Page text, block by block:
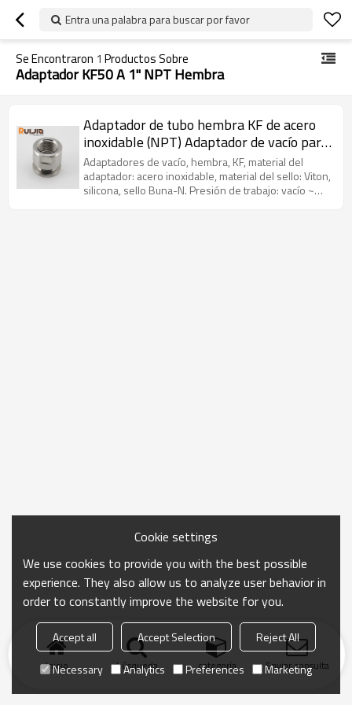
Entra una palabra para buscar por favor
Se Encontraron 1 Productos Sobre
Adaptador KF50 A 1" NPT Hembra
Adaptador de tubo hembra KF de acero
inoxidable (NPT) Adaptador de vacío para
sistema de vacío
Adaptadores de vacío, hembra, KF, material del
adaptador: acero inoxidable, material del sello: Viton,
silicona, sello Buna-N. Presión de trabajo: vacío ~
Inicio búsqueda categoría Enviar consulta
Cookie settings
We use cookies to provide you with the best possible
experience. They also allow us to analyze user behavior in
order to constantly improve the website for you.
Accept all Accept Selection
Reject All
Necessary
Analytics Preferences Marketing